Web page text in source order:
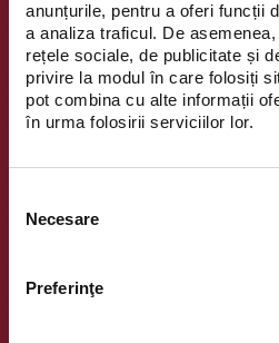
anunțurile, pentru a oferi funcții
a analiza traficul. De
rețele sociale, de publicitate și
privire la modul în care folosiți
pot combina cu alte informații
în urma folosirii serviciilor lor.
consimțământului
Necesare
Preferinţe